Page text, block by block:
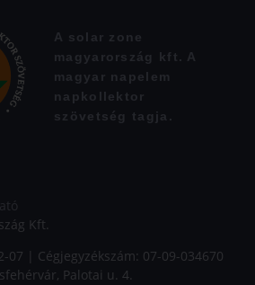
A solar zone
magyarország kft. A
magyar napelem
napkollektor
szövetség tagja.
Kft.
07 | Cégjegyzékszám: 07-09-034670
Palotai u. 4.